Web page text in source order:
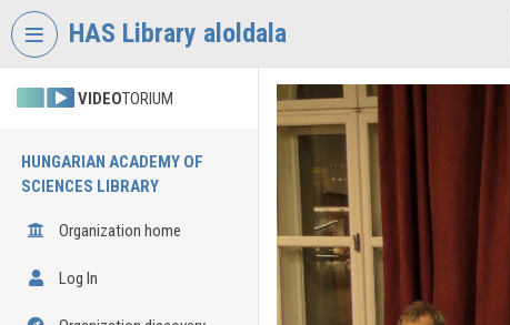
Skip header
HAS Library aloldala
VIDEOTORIUM
HUNGARIAN ACADEMY OF
SCIENCES LIBRARY
Organization home
Log In